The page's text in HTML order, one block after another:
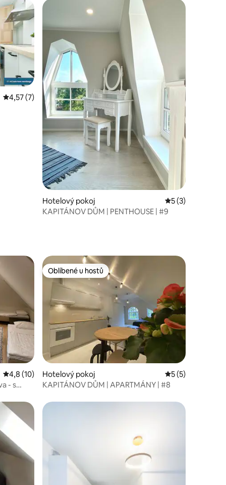
Průměrné hodnocení 4,57 z 5, 7 hodnocení
4,57 (7)
Hotelový pokoj Průměrné
5 (3)
KAPITÁNOV DŮM | PENTHOUSE | #9
Průměrné hodnocení 4,8 z 5, 10 hodnocení
4,8 (10)
- s
Oblíbené u hostů
Oblíbené u hostů
Hotelový pokoj Průměrné
5 (5)
KAPITÁNOV DŮM | APARTMÁNY | #8